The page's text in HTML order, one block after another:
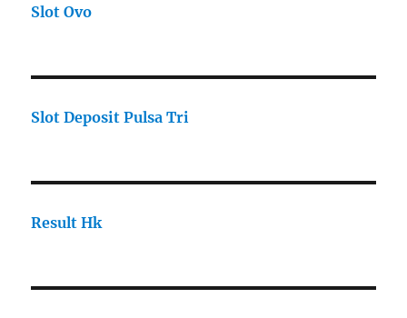
Slot Ovo
Slot Deposit Pulsa Tri
Result Hk